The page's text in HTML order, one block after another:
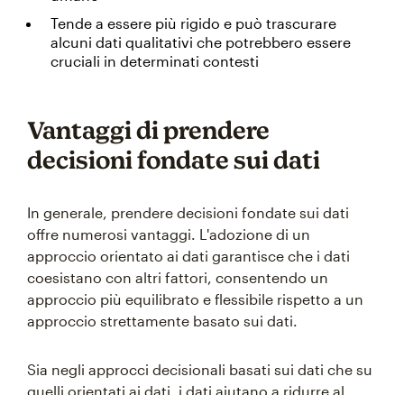
Tende a essere più rigido e può trascurare
alcuni dati qualitativi che potrebbero essere
cruciali in determinati contesti
Vantaggi di prendere
decisioni fondate sui dati
In generale, prendere decisioni fondate sui dati
offre numerosi vantaggi. L'adozione di un
approccio orientato ai dati garantisce che i dati
coesistano con altri fattori, consentendo un
approccio più equilibrato e flessibile rispetto a un
approccio strettamente basato sui dati.
Sia negli approcci decisionali basati sui dati che su
quelli orientati ai dati, i dati aiutano a ridurre al